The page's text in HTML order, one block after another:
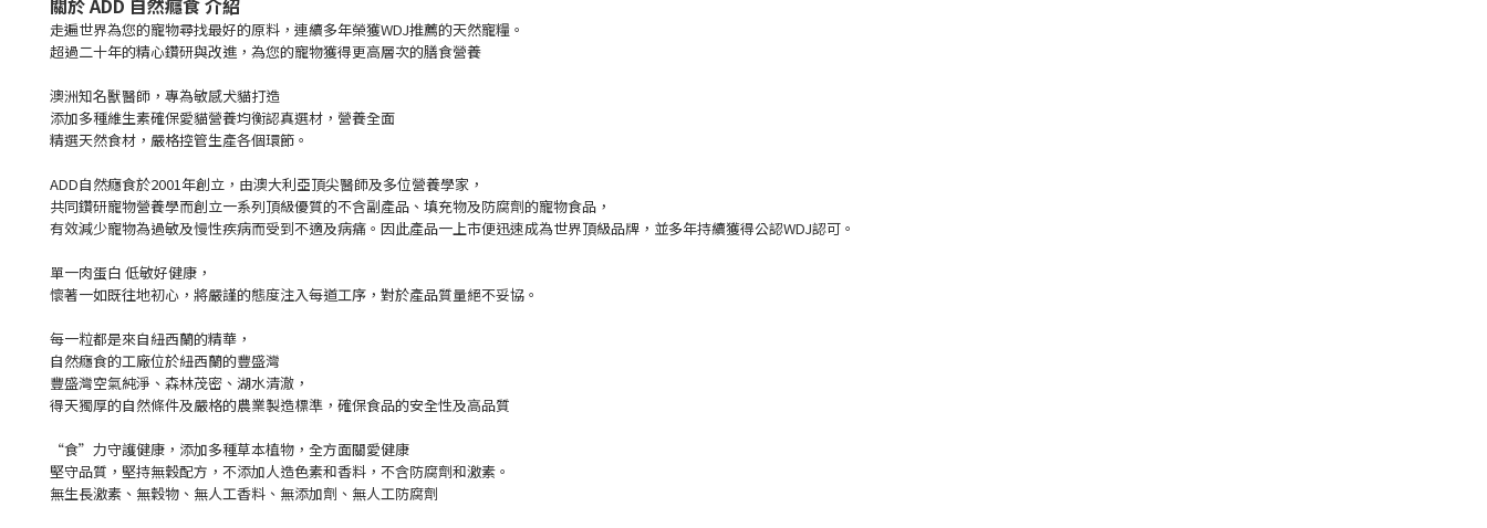
關於 ADD 自然癮食 介紹
走遍世界為您的寵物尋找最好的原料，連續多年榮獲WDJ推薦的天然寵糧。
超過二十年的精心鑽研與改進，為您的寵物獲得更高層次的膳食營養
澳洲知名獸醫師，專為敏感犬貓打造
添加多種維生素確保愛貓營養均衡認真選材，營養全面
精選天然食材，嚴格控管生產各個環節。
ADD自然癮食於2001年創立，由澳大利亞頂尖醫師及多位營養學家，
共同鑽研寵物營養學而創立一系列頂級優質的不含副產品、填充物及防腐劑的寵物食品，
有效減少寵物為過敏及慢性疾病而受到不適及病痛。 因此產品一上市便迅速成為世界頂級品牌，並多年持續獲得公認WDJ認可。
單一肉蛋白 低敏好健康，
懷著一如既往地初心，將嚴謹的態度注入每道工序，對於產品質量絕不妥協 。
每一粒都是來自紐西蘭的精華，
自然癮食的工廠位於紐西蘭的豐盛灣
豐盛灣空氣純淨、森林茂密、湖水清澈，
得天獨厚的自然條件及嚴格的農業製造標準，確保食品的安全性及高品質
“食”力守護健康，添加多種草本植物，全方面關愛健康
堅守品質，堅持無穀配方，不添加人造色素和香料，不含防腐劑和激素。
無生長激素、無穀物、無人工香料、無添加劑、無人工防腐劑